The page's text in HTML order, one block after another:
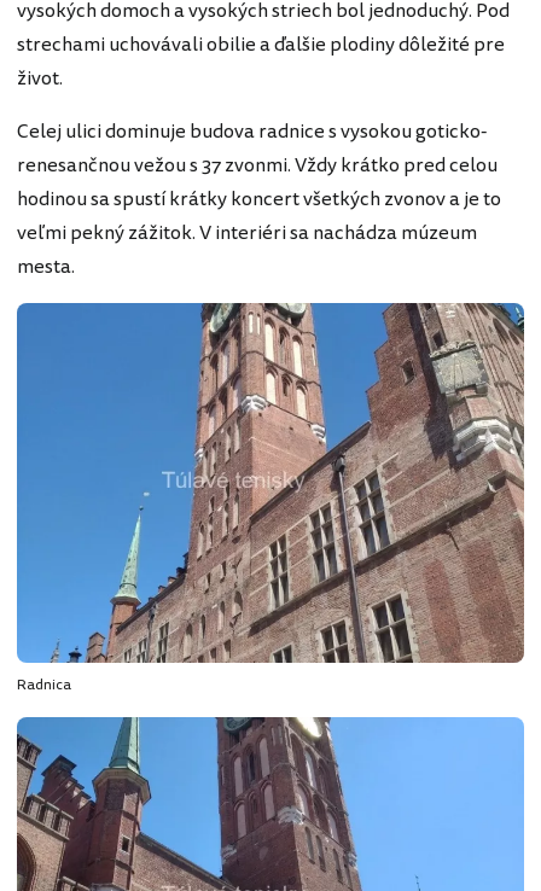
vysokých domoch a vysokých striech bol jednoduchý. Pod
strechami uchovávali obilie a ďalšie plodiny dôležité pre
život.
Celej ulici dominuje budova radnice s vysokou goticko-
renesančnou vežou s 37 zvonmi. Vždy krátko pred celou
hodinou sa spustí krátky koncert všetkých zvonov a je to
veľmi pekný zážitok. V interiéri sa nachádza múzeum
mesta.
Radnica